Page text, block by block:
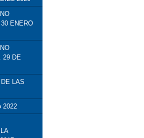
ENERO
29 DE
LAS
2022